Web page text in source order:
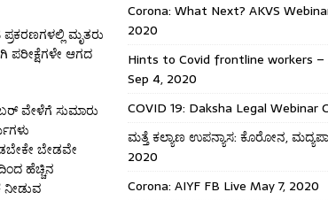
ಮೃತರು
ಪರೀಕ್ಷೆಗಳೇ ಆಗದ
ವೇಳೆಗೆ ಸುಮಾರು
ಬೇಡವೇ
ಹೆಚ್ಚಿನ
Corona: What Next? AKVS
2020
Hints to Covid frontline workers –
Sep 4, 2020
COVID 19: Daksha Legal Webinar
ಮತ್ತೆ ಕಲ್ಯಾಣ ಉಪನ್ಯಾಸ: ಕೊರೋನ,
2020
Corona: AIYF FB Live May 7, 2020